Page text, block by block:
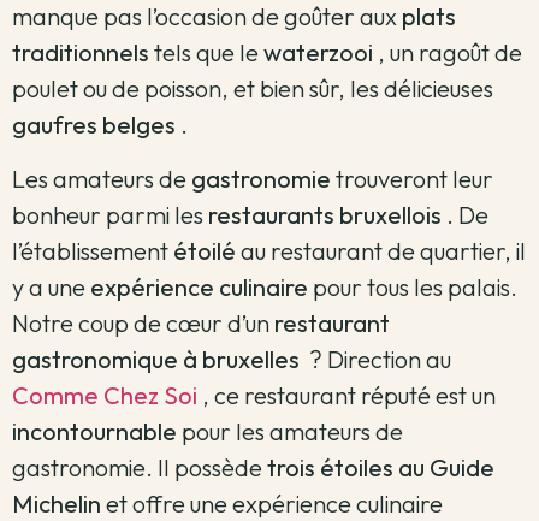
manque pas l’occasion de goûter aux plats
traditionnels tels que lewaterzooi , un ragoût de
poulet ou de poisson, et bien sûr, les délicieuses
gaufres belges .
Les amateurs de gastronomie trouveront leur
bonheur parmi les restaurants bruxellois . De
l’établissement étoilé au restaurant de quartier, il
y a une expérience culinaire pour tous les palais.
Notre coup de cœur d’un restaurant
gastronomique à bruxelles ? Direction au
Comme Chez Soi , ce restaurant réputé est un
incontournable pour les amateurs de
gastronomie. Il possèdetrois étoiles au Guide
Michelin et offre une expérience culinaire